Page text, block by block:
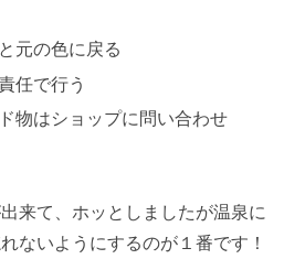
元の色に戻る
任で行う
物はショップに問い合わせ
来て、ホッとしましたが温泉に
ないようにするのが１番です！